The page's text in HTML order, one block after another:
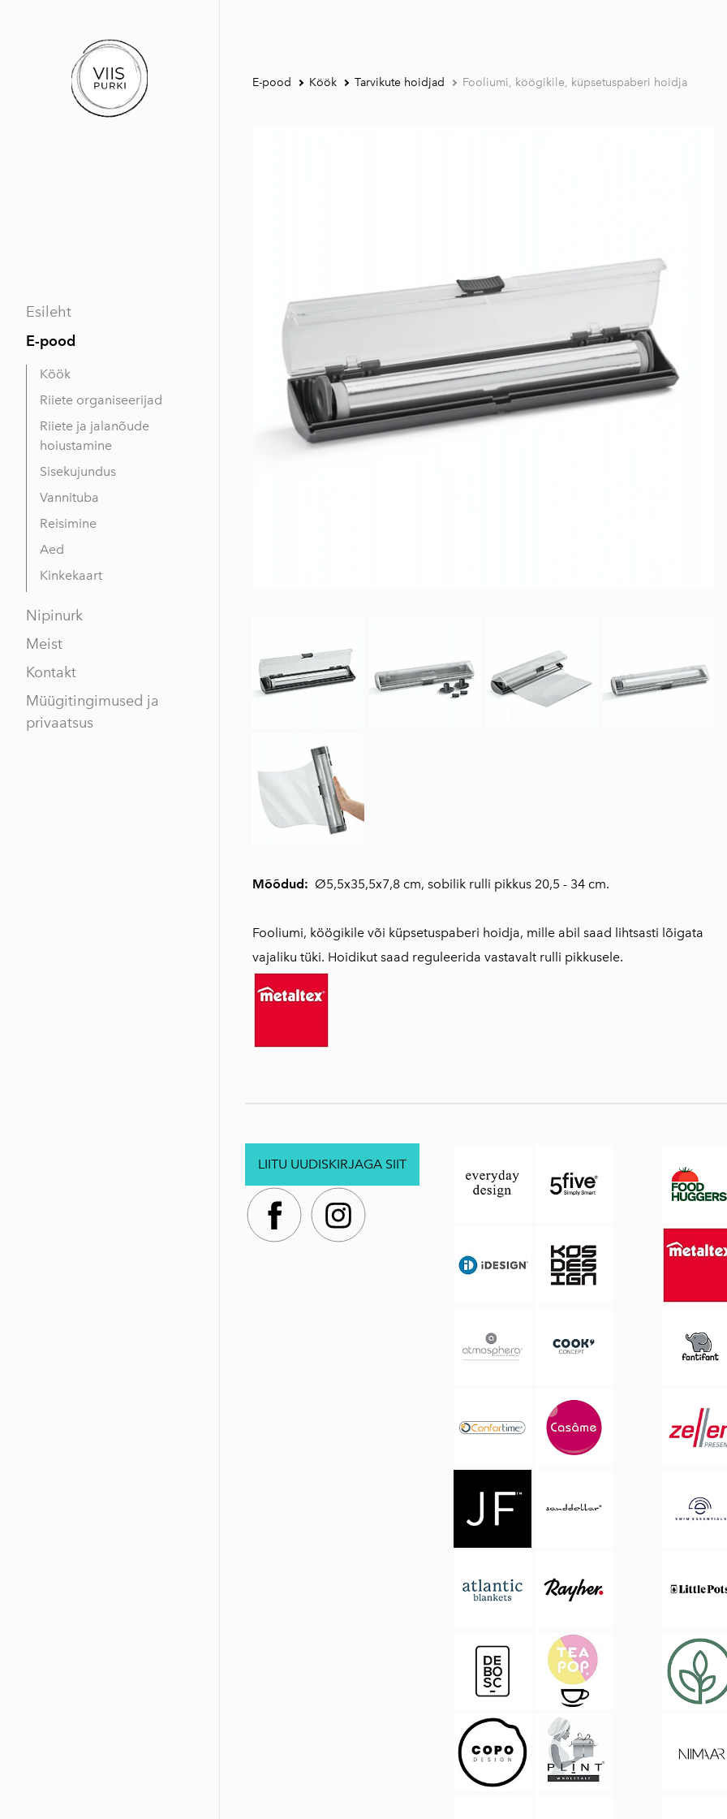
Esileht
E-pood
Köök
Riiete organiseerijad
Riiete ja jalanõude
hoiustamine
Sisekujundus
Vannituba
Reisimine
Aed
Kinkekaart
Nipinurk
Meist
Kontakt
Müügitingimused ja
privaatsus
E-pood Köök Tarvikute hoidjad Fooliumi, köögikile, küpsetuspaberi hoidja
Mõõdud: Ø5,5x35,5x7,8 cm, sobilik rulli pikkus 20,5 - 34 cm.
Fooliumi, köögikile või küpsetuspaberi hoidja, mille abil saad lihtsasti lõigata
vajaliku tüki. Hoidikut saad reguleerida vastavalt rulli pikkusele.
LIITU UUDISKIRJAGA SIIT